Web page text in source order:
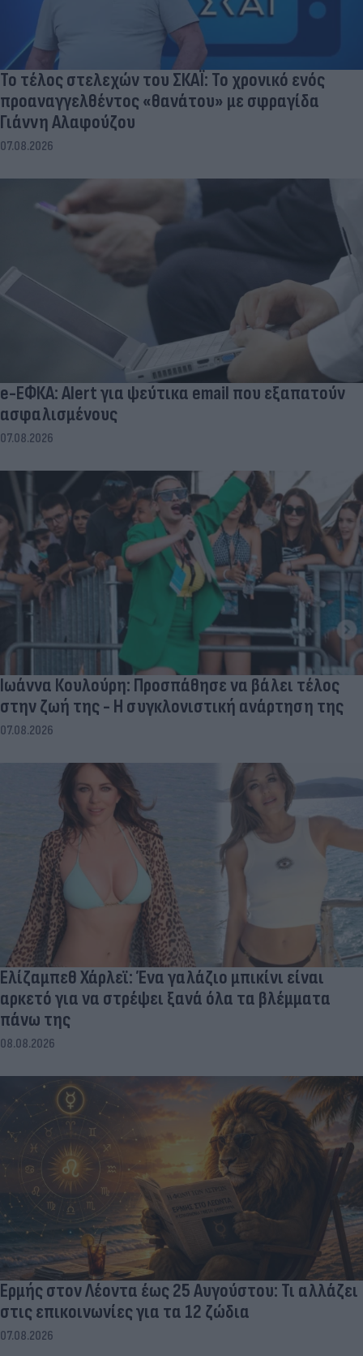
Το τέλος στελεχών του ΣΚΑΪ: Το χρονικό ενός
προαναγγελθέντος «θανάτου» με σφραγίδα
Γιάννη Αλαφούζου
07.08.2026
e-ΕΦΚΑ: Alert για ψεύτικα email που εξαπατούν
ασφαλισμένους
07.08.2026
Ιωάννα Κουλούρη: Προσπάθησε να βάλει τέλος
στην ζωή της - Η συγκλονιστική ανάρτηση της
07.08.2026
Ελίζαμπεθ Χάρλεϊ: Ένα γαλάζιο μπικίνι είναι
αρκετό για να στρέψει ξανά όλα τα βλέμματα
πάνω της
08.08.2026
Ερμής στον Λέοντα έως 25 Αυγούστου: Τι αλλάζει
στις επικοινωνίες για τα 12 ζώδια
07.08.2026